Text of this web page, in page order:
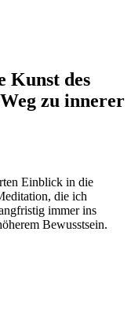
Kunst des
zu innerer
Einblick in die
die ich
immer ins
Bewusstsein.